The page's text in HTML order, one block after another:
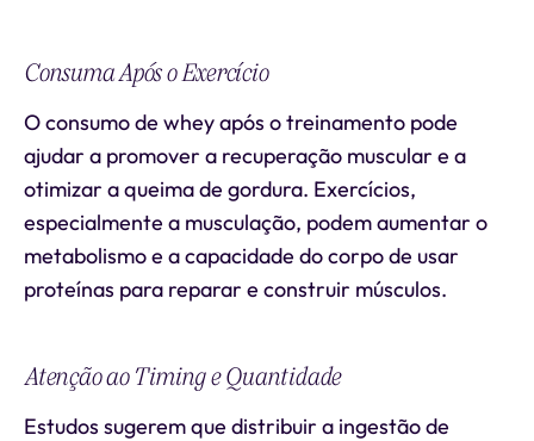
Consuma Após o Exercício
O consumo de whey após o treinamento pode
ajudar a promover a recuperação muscular e a
otimizar a queima de gordura. Exercícios,
especialmente a musculação, podem aumentar o
metabolismo e a capacidade do corpo de usar
proteínas para reparar e construir músculos.
Atenção ao Timing e Quantidade
Estudos sugerem que distribuir a ingestão de